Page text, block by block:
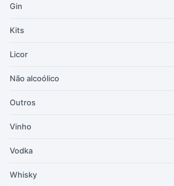
Gin
Kits
Licor
Não alcoólico
Outros
Vinho
Vodka
Whisky